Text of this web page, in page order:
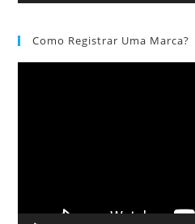
Como Registrar Uma Marca?